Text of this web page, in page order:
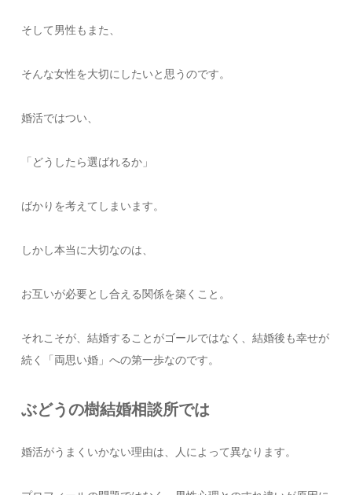
そして男性もまた、
そんな女性を大切にしたいと思うのです。
婚活ではつい、
「どうしたら選ばれるか」
ばかりを考えてしまいます。
しかし本当に大切なのは、
お互いが必要とし合える関係を築くこと。
それこそが、結婚することがゴールではなく、結婚後も幸せが
続く「両思い婚」への第一歩なのです。
ぶどうの樹結婚相談所では
婚活がうまくいかない理由は、人によって異なります。